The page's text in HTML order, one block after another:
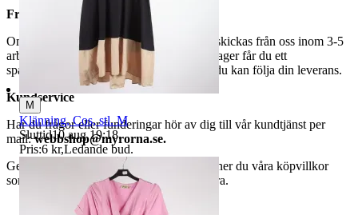
Frakt
Om du har valt frakt kommer din vara att skickas från oss inom 3-5
arbetsdagar. När din vara har lämnat vårt lager får du ett
spårningsnummer av DSV inom kort där du kan följa din leverans.
Kundservice
Har du frågor eller funderingar hör av dig till vår kundtjänst per
mail:webbshop@myrorna.se.
Genom att buda på våra annonser godkänner du våra köpvillkor
som du hittar på vår infosida här på Tradera.
M
Klänning, Cos, stl. M
Sluttid10 aug 19:18.
Pris:6 kr,Ledande bud.